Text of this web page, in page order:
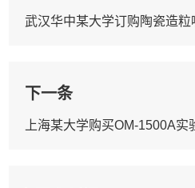
下一条
上海某大学购买OM-1500A